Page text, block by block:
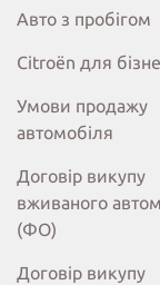
Авто з пробігом
Citroёn для
Умови продажу
автомобіля
Договір викупу
вживаного
(ФО)
Договір викупу